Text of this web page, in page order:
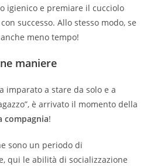
igienico e premiare il cucciolo
successo. Allo stesso modo, se
meno tempo!
maniere
imparato a stare da solo e a
è arrivato il momento della
compagnia!
sono un periodo di
qui le abilità di socializzazione